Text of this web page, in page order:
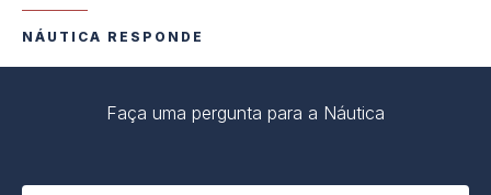
NÁUTICA RESPONDE
Faça uma pergunta para a Náutica